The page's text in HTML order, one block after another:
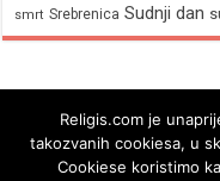
smrt Srebrenica Sudnji dan
Religis.com je
takozvanih cookiesa, u
Cookiese koristimo